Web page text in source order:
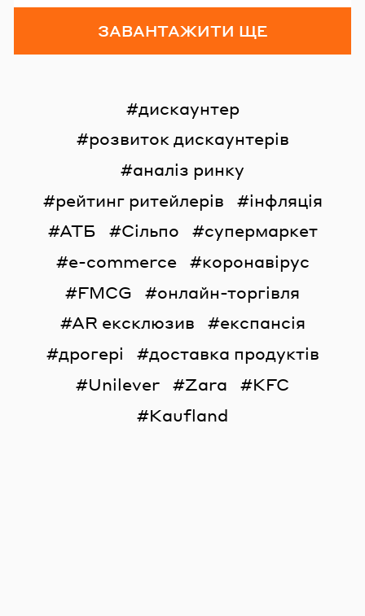
ЗАВАНТАЖИТИ ЩЕ
дискаунтер
розвиток дискаунтерів
аналіз ринку
рейтинг ритейлерів
інфляція
АТБ
Сільпо
супермаркет
e-commerce
коронавірус
FMCG
онлайн-торгівля
AR ексклюзив
експансія
дрогері
доставка продуктів
Unilever
Zara
KFC
Kaufland